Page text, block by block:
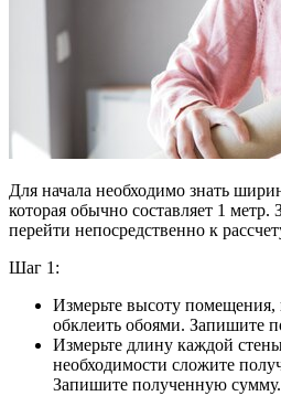
Для начала необходимо знать
которая обычно составляет 1
перейти непосредственно к
Шаг 1:
Измерьте высоту помещения,
обклеить обоями. Запишите
Измерьте длину каждой
необходимости сложите
Запишите полученную сумму.